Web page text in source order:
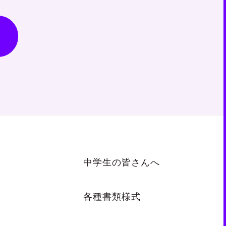
中学生の皆さんへ
各種書類様式